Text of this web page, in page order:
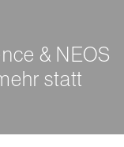
& NEOS
statt